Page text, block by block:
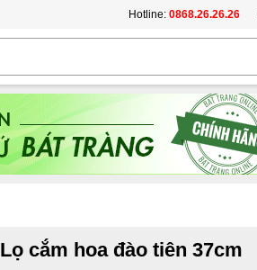
Hotline: 0868.26.26.26
Lọ cắm hoa đào tiên 37cm